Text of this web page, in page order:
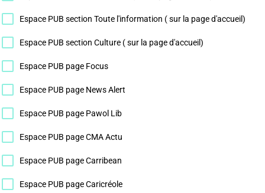
Espace PUB section Toute l'information ( sur la page d'accueil)
Espace PUB section Culture ( sur la page d'accueil)
Espace PUB page Focus
Espace PUB page News Alert
Espace PUB page Pawol Lib
Espace PUB page CMA Actu
Espace PUB page Carribean
Espace PUB page Caricréole
E-mail*